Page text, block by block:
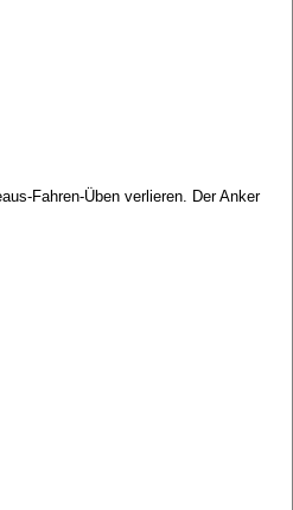
Fahren-Üben verlieren. Der Anker